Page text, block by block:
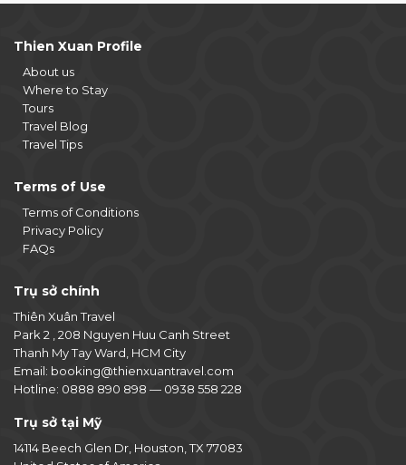
Thien Xuan Profile
About us
Where to Stay
Tours
Travel Blog
Travel Tips
Terms of Use
Terms of Conditions
Privacy Policy
FAQs
Trụ sở chính
Thiên Xuân Travel
Park 2 , 208 Nguyen Huu Canh Street
Thanh My Tay Ward, HCM City
Email: booking@thienxuantravel.com
Hotline: 0888 890 898 — 0938 558 228
Trụ sở tại Mỹ
14114 Beech Glen Dr, Houston, TX 77083